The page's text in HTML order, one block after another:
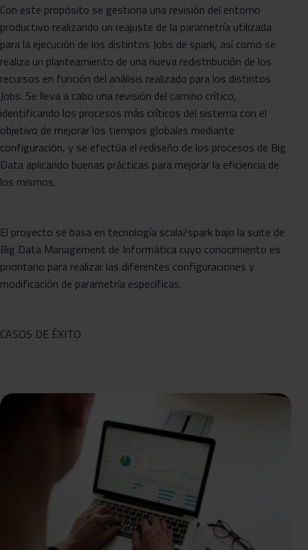
Con este propósito se gestiona una revisión del entorno
productivo realizando un reajuste de la parametría utilizada
para la ejecución de los distintos Jobs de spark, así como se
realiza un planteamiento de una nueva redistribución de los
recursos en función del análisis realizado para los distintos
Jobs. Se lleva a cabo una revisión del camino crítico,
identificando los procesos más críticos del sistema con el
objetivo de mejorar los tiempos globales mediante
configuración, y se efectúa el rediseño de los procesos de Big
Data aplicando buenas prácticas para mejorar la eficiencia de
los mismos.
El proyecto se basa en tecnología scala/spark bajo la suite de
Big Data Management de Informática cuyo conocimiento es
prioritario para realizar las diferentes configuraciones y
modificación de parametría específicas.
CASOS DE ÉXITO